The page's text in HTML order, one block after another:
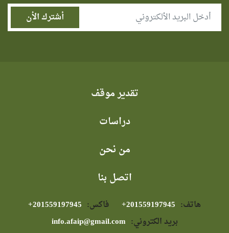
تقدير موقف
دراسات
من نحن
اتصل بنا
هاتف: فاكس:
بريد الكتروني: info.afaip@gmail.com